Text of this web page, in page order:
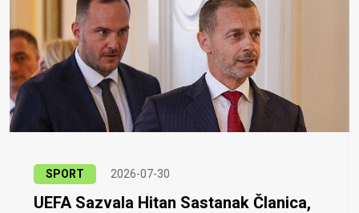
SPORT 2026-07-30
UEFA Sazvala Hitan Sastanak Članica,